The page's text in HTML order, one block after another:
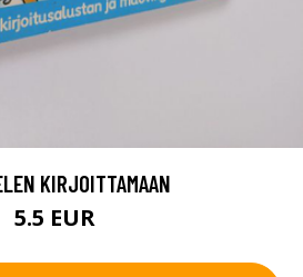
KIRJOITTAMAAN
5.5 EUR